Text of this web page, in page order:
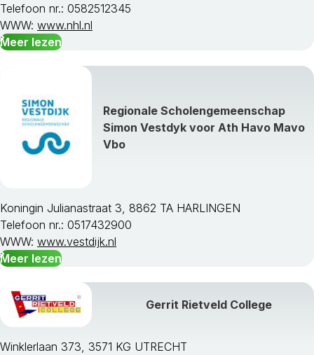
Lingewaard
Lochem
Maasdriel
Millingen Aan De Rijn
Neder-Betuwe
Neerijnen
Nijmegen
Oost Gelre
Oude Ijsselstreek
Overbetuwe
Putten
Renkum
Rheden
Rijnwaarden
Rozendaal
Telefoon nr.: 0582512345
WWW: www.nhl.nl
Meer lezen
Regionale Scholengemeenschap
Simon Vestdyk voor Ath Havo Mavo
Vbo
Koningin Julianastraat 3, 8862 TA HARLINGEN
Telefoon nr.: 0517432900
WWW: www.vestdijk.nl
Meer lezen
Gerrit Rietveld College
Winklerlaan 373, 3571 KG UTRECHT